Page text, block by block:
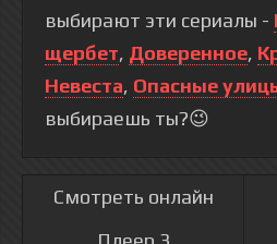
выбирают эти сериалы -
щербет, Доверенное,
Невеста, Опасные
выбираешь ты?😉
Смотреть онлайн